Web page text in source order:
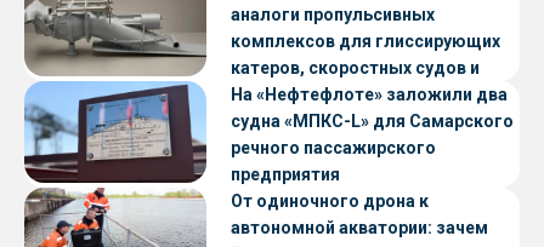
аналоги пропульсивных
комплексов для глиссирующих
катеров, скоростных судов и
судов с малой осадкой
На «Нефтефлоте» заложили два
судна «МПКС-L» для Самарского
речного пассажирского
предприятия
От одиночного дрона к
автономной акватории: зачем